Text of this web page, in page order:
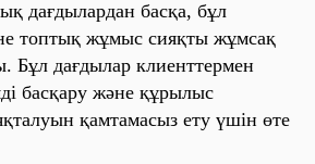
дағдылардан басқа, бұл
топтық жұмыс сияқты жұмсақ
Бұл дағдылар клиенттермен
басқару және құрылыс
қамтамасыз ету үшін өте